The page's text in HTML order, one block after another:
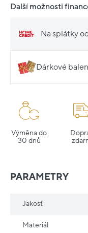
Další možnosti
Na splátky
Dárkové
Výměna do
30 dnů
PARAMETRY
Jakost
Materiál